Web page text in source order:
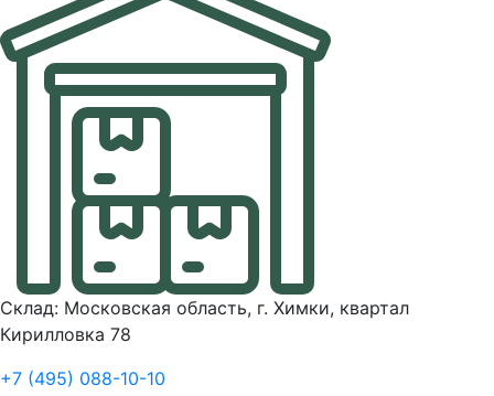
Склад: Московская область, г. Химки, квартал
Кирилловка 78
+7 (495) 088-10-10